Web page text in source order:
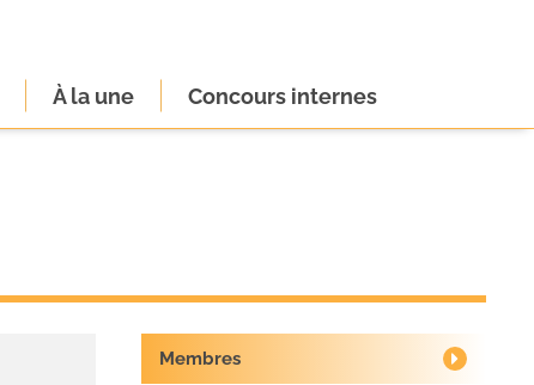
À la une Concours internes
Membres